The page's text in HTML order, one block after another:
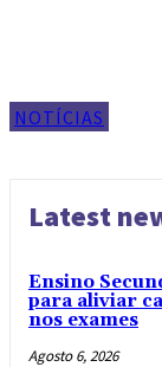
NOTÍCIAS
Latest
Ensino
para aliviar
nos exames
Agosto 6, 2026